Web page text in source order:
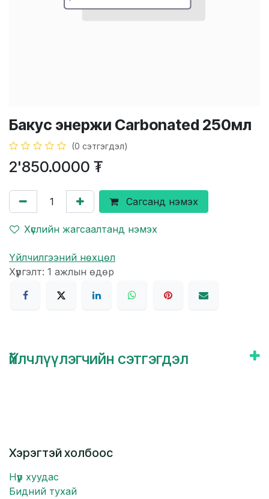
Бакус энержи Carbonated 250мл
(0 сэтгэгдэл)
2'850.0000 ₮
Сагсанд нэмэх
Хүслийн жагсаалтанд нэмэх
Үйлчилгээний нөхцөл
Хүргэлт: 1 ажлын өдөр
Үйлчлүүлэгчийн сэтгэгдэл
Хэрэгтэй холбоос
Нүүр хуудас
Бидний тухай